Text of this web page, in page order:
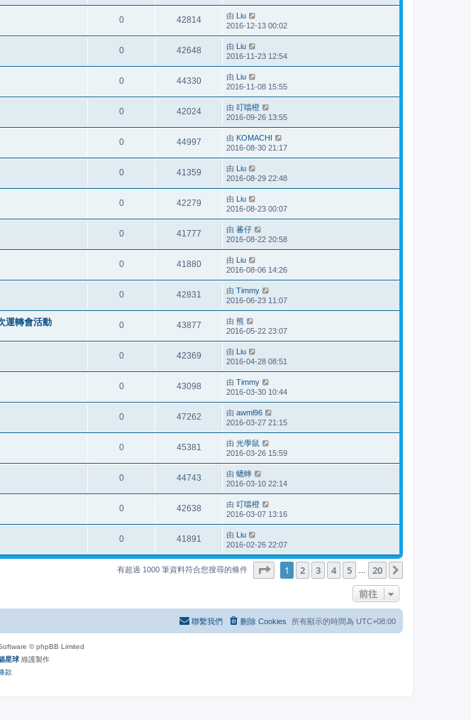
0 42814 由 Liu
2016-12-13 00:02
0 42648 由 Liu
2016-11-23 12:54
0 44330 由 Liu
2016-11-08 15:55
0 42024 由 叮噹橙
2016-09-26 13:55
0 44997 由 KOMACHI
2016-08-30 21:17
0 41359 由 Liu
2016-08-29 22:48
0 42279 由 Liu
2016-08-23 00:07
0 41777 由 蕃仔
2016-08-22 20:58
0 41880 由 Liu
2016-08-06 14:26
0 42831 由 Timmy
2016-06-23 11:07
運轉會活動 0 43877 由 熊
2016-05-22 23:07
0 42369 由 Liu
2016-04-28 08:51
0 43098 由 Timmy
2016-03-30 10:44
0 47262 由 awml96
2016-03-27 21:15
0 45381 由 光學鼠
2016-03-26 15:59
0 44743 由 蟋蟀
2016-03-10 22:14
0 42638 由 叮噹橙
2016-03-07 13:16
0 41891 由 Liu
2016-02-26 22:07
有超過 1000 筆資料符合您搜尋的條件 1頁 (共 20 頁)
1 2 3 4 5 20
前往
所有顯示的時間為 UTC+08:00
刪除 Cookies
聯繫我們
© phpBB Limited
星球 維護製作
款